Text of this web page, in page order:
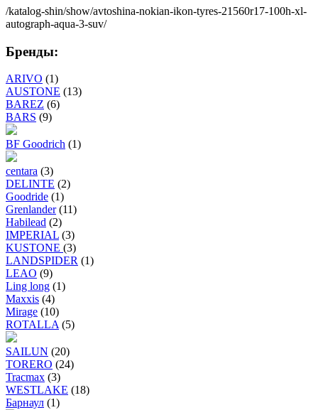
/katalog-shin/show/avtoshina-nokian-ikon-tyres-21560r17-100h-xl-
autograph-aqua-3-suv/
Бренды:
ARIVO (1)
AUSTONE (13)
BAREZ (6)
BARS (9)
BF Goodrich (1)
centara (3)
DELINTE (2)
Goodride (1)
Grenlander (11)
Habilead (2)
IMPERIAL (3)
KUSTONE (3)
LANDSPIDER (1)
LEAO (9)
Ling long (1)
Maxxis (4)
Mirage (10)
ROTALLA (5)
SAILUN (20)
TORERO (24)
Tracmax (3)
WESTLAKE (18)
Барнаул (1)